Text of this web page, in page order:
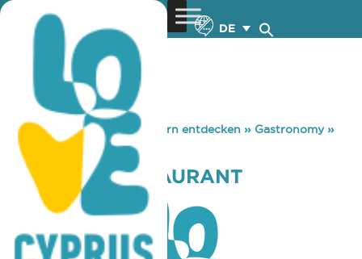
DE
You are here: Home »Zypern entdecken » Gastronomy»
METEORA RESTAURANT
METEORA RESTAURANT